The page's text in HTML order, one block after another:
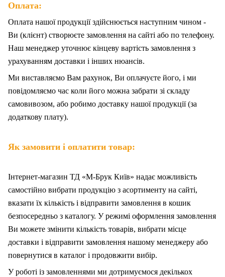
Оплата:
Оплата нашої продукції здійснюється наступним чином -
Ви (клієнт) створюєте замовлення на сайті або по телефону.
Наш менеджер уточнює кінцеву вартість замовлення з
урахуванням доставки і інших нюансів.
Ми виставляємо Вам рахунок, Ви оплачуєте його, і ми
повідомляємо час коли його можна забрати зі складу
самовивозом, або робимо доставку нашої продукції (за
додаткову плату).
Як замовити і оплатити товар:
Інтернет-магазин ТД «М-Брук Київ» надає можливість
самостійно вибрати продукцію з асортименту на сайті,
вказати їх кількість і відправити замовлення в кошик
безпосередньо з каталогу. У режимі оформлення замовлення
Ви можете змінити кількість товарів, вибрати місце
доставки і відправити замовлення нашому менеджеру або
повернутися в каталог і продовжити вибір.
У роботі із замовленнями ми дотримуємося декількох